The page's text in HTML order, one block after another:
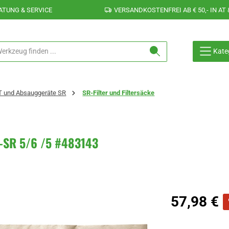
& SERVICE VERSANDKOSTENFREI AB € 50,- IN AT
und Absauggeräte SR SR-Filter und Filtersäcke
SR 5/6 /5 #483143
Verkaufspreis:
57,98 €